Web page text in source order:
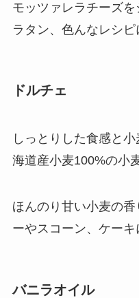
モッツァレラチーズ
ラタン、色んなレシピ
ドルチェ
しっとりした食感と
海道産小麦100%の小
ほんのり甘い小麦の
ーやスコーン、ケーキ
バニラオイル